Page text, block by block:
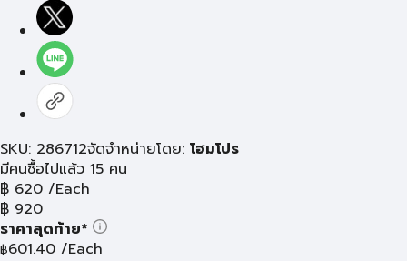
SKU: 286712จัดจำหน่ายโดย: โฮมโปร
มีคนซื้อไปแล้ว 15 คน
฿ 620 /Each
฿ 920
ราคาสุดท้าย*
฿601.40 /Each